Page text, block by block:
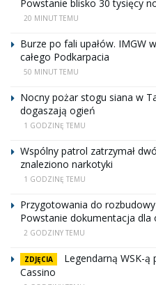
Powstanie blisko 30 tysięcy
20 MINUT TEMU
Burze po fali upałów. IMGW
całego Podkarpacia
50 MINUT TEMU
Nocny pożar stogu siana w
dogaszają ogień
1 GODZINĘ TEMU
Wspólny patrol zatrzymał
znaleziono narkotyki
1 GODZINĘ TEMU
Przygotowania do
Powstanie dokumentacja dla
2 GODZINY TEMU
ZDJĘCIA
Legendarną WSK-
Cassino